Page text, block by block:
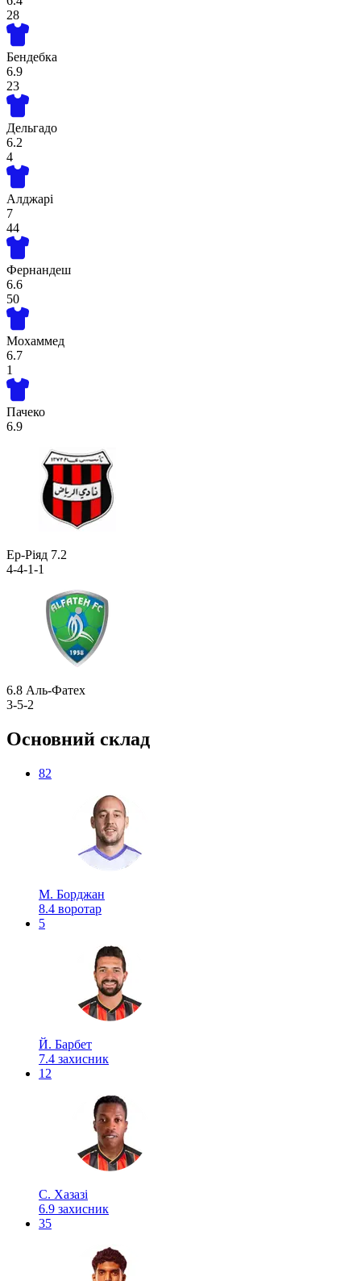
28
Бендебка
6.9
23
Дельгадо
6.2
4
Алджарі
7
44
Фернандеш
6.6
50
Мохаммед
6.7
1
Пачеко
6.9
Ер-Ріяд 7.2
4-4-1-1
6.8 Аль-Фатех
3-5-2
Основний склад
82
М. Борджан
8.4 воротар
5
Й. Барбет
7.4 захисник
12
С. Хазазі
6.9 захисник
35